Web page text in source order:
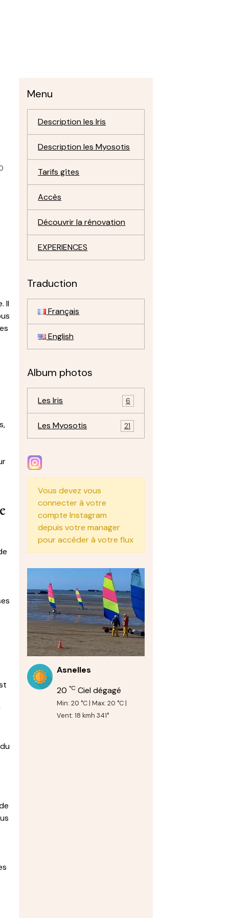
Il
Menu
Description les Iris
Description les Myosotis
Tarifs gîtes
Accès
Découvrir la rénovation
EXPERIENCES
Traduction
Français
English
Album photos
Les Iris 6
Les Myosotis 21
Vous devez vous
connecter à votre
compte Instagram
depuis votre manager
pour accéder à votre flux
Asnelles
20 °C Ciel dégagé
Min: 20 °C | Max: 20 °C |
Vent: 18 kmh 341°